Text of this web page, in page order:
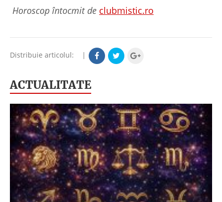
Horoscop întocmit de clubmistic.ro
Distribuie articolul: |
ACTUALITATE